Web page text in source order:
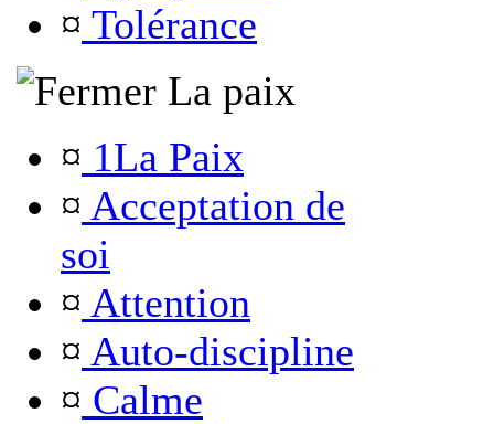
¤ Tolérance
La paix
¤ 1La Paix
¤ Acceptation de
soi
¤ Attention
¤ Auto-discipline
¤ Calme